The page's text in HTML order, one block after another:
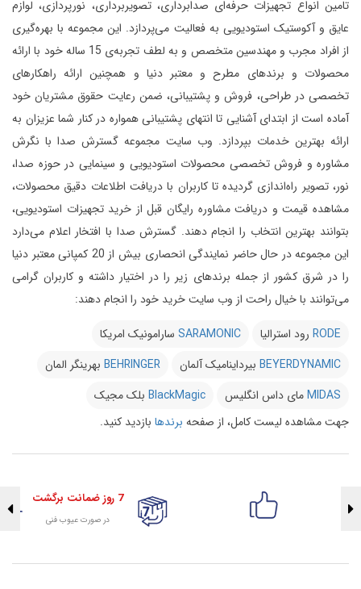
تامین انواع تجهیزات حرفه‌ای صدابرداری، تصویربرداری، نورپردازی، لوازم
عایق و آکوستیک استودیویی به فعالیت می‌پردازد. این مجموعه با بهره‌گیری
از افراد مجرب و مهندسین متخصص و به لطف تجربه‌ی 15 ساله خود با ارائه
محصولات و برندهای مطرح و معتبر دنیا و همچنین ارائه راهکارهای
تخصصی در طراحی، فروش و پشتیبانی، ضمن رعایت حقوق مشتریان خود
آماده است از ابتدای آشنایی تا انتهای پشتیبانی همواره در کنار شما عزیزان به
ارائه بهترین خدمات بپردازد. وب سایت مجموعه گسترش صدا با نگرش
مشاوره و فروش تخصصی محصولات استودیویی و سینمایی در حوزه صدا،
نور، تصویر راه‌اندازی گردیده تا کاربران با دریافت اطلاعات دقیق محصولات،
مشاهده قیمت و دریافت مشاوره رایگان قبل از خرید تجهیزات استودیویی،
بتوانند بهترین انتخاب را انجام دهند. گسترش صدا با افتخار اعلام می‌دارد
این مجموعه در حال حاضر نمایندگی انحصاری بیش از 20 کمپانی معتبر دنیا
را در شرق کشور از جمله برندهای زیر را در اختیار داشته و کاربران گرامی
می‌توانند با خیال راحت از وب سایت خرید خود را انجام دهند:
RODE رود استرالیا SARAMONIC سارامونیک امریکا
BEYERDYNAMIC بیرداینامیک آلمان BEHRINGER بهرینگر المان
MIDASمای داس انگلیس BlackMagic بلک مجیک
جهت مشاهده لیست کامل، از صفحه برندها بازدید کنید.
7 روز ضمانت برگشت
در صورت عیوب فنی